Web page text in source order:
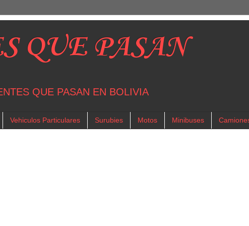
QUE PASAN
QUE PASAN EN BOLIVIA
Vehiculos Particulares Surubies Motos Minibuses